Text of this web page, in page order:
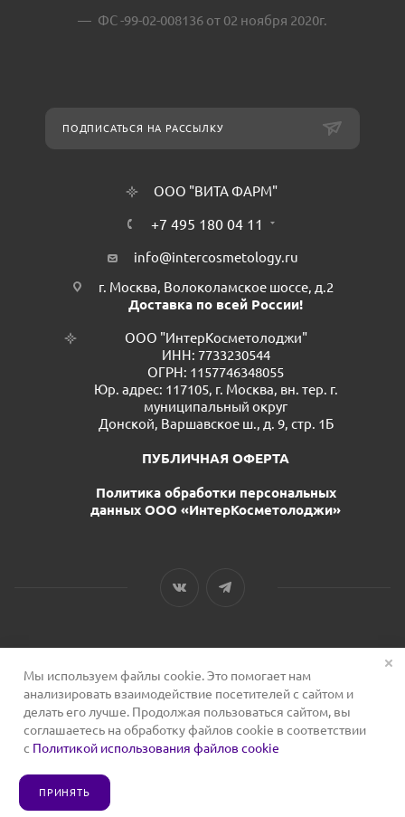
ФС -99-02-008136 от 02 ноября 2020г.
ПОДПИСАТЬСЯ НА РАССЫЛКУ
ООО "ВИТА ФАРМ"
+7 495 180 04 11
info@intercosmetology.ru
г. Москва, Волоколамское шоссе, д.2
Доставка по всей России!
ООО "ИнтерКосметолоджи"
ИНН: 7733230544
ОГРН: 1157746348055
Юр. адрес: 117105, г. Москва, вн. тер. г.
муниципальный округ
Донской, Варшавское ш., д. 9, стр. 1Б
ПУБЛИЧНАЯ ОФЕРТА
Политика обработки персональных
данных ООО «ИнтерКосметолоджи»
2026 © Сервис для косметологов
Мы используем файлы cookie. Это помогает нам
анализировать взаимодействие посетителей с сайтом и
делать его лучше. Продолжая пользоваться сайтом, вы
соглашаетесь на обработку файлов cookie в соответствии
с Политикой использования файлов cookie
ПРИНЯТЬ